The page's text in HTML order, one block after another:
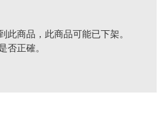
此商品，此商品可能已下架。
否正確。